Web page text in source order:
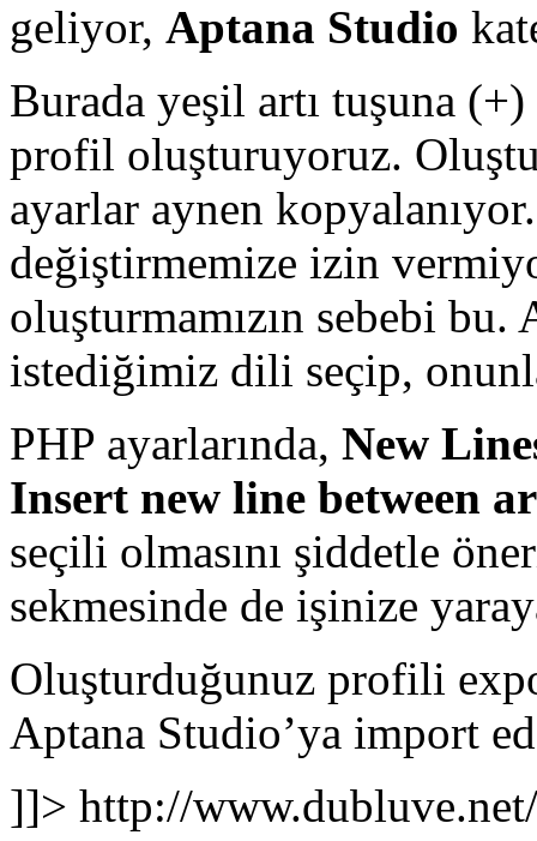
geliyor, Aptana Studio
Burada yeşil artı tuşuna
profil oluşturuyoruz.
ayarlar aynen
değiştirmemize izin
oluşturmamızın sebebi bu.
istediğimiz dili seçip,
PHP ayarlarında, New
Insert new line between
seçili olmasını şiddetle
sekmesinde de işinize
Oluşturduğunuz profili
Aptana Studio’ya import
]]> http://